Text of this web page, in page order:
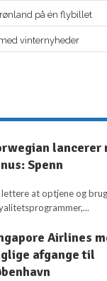
på én flybillet
vinternyheder
lancerer
Spenn
at optjene og
Airlines
afgange til